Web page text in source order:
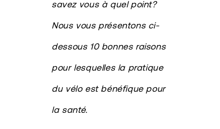
savez vous à quel point?
Nous vous présentons ci-
dessous 10 bonnes raisons
pour lesquelles la pratique
du vélo est bénéfique pour
la santé.